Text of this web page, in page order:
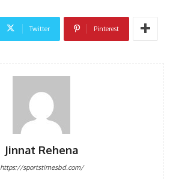
Twitter Pinterest
Jinnat Rehena
https://sportstimesbd.com/